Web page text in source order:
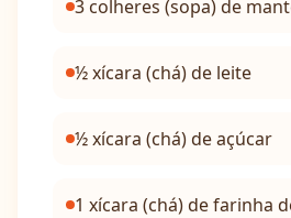
3 colheres (sopa) de
½ xícara (chá) de leite
½ xícara (chá) de açúcar
1 xícara (chá) de farinha